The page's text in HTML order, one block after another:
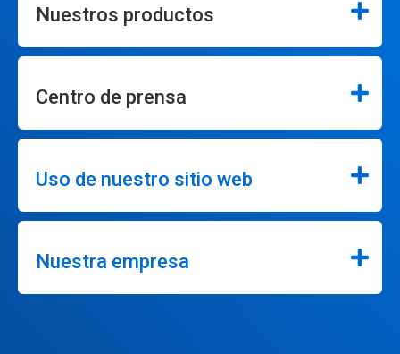
Nuestros productos
Centro de prensa
Uso de nuestro sitio web
Nuestra empresa